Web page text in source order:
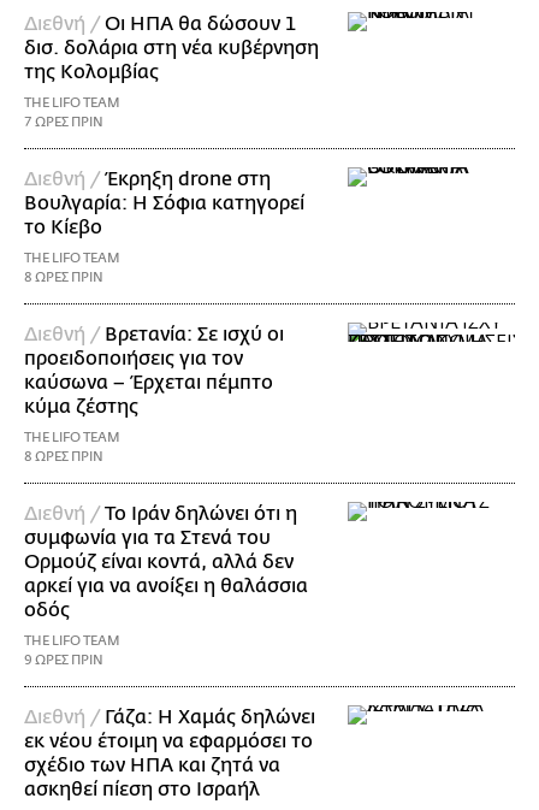
Διεθνή /Οι ΗΠΑ θα δώσουν 1
δισ. δολάρια στη νέα κυβέρνηση
της Κολομβίας
THE LIFO TEAM
7 ΩΡΕΣ ΠΡΙΝ
Διεθνή /Έκρηξη drone στη
Βουλγαρία: Η Σόφια κατηγορεί
το Κίεβο
THE LIFO TEAM
8 ΩΡΕΣ ΠΡΙΝ
Διεθνή / Βρετανία: Σε ισχύ οι
προειδοποιήσεις για τον
καύσωνα – Έρχεται πέμπτο
κύμα ζέστης
THE LIFO TEAM
8 ΩΡΕΣ ΠΡΙΝ
Διεθνή /Το Ιράν δηλώνει ότι η
συμφωνία για τα Στενά του
Ορμούζ είναι κοντά, αλλά δεν
αρκεί για να ανοίξει η θαλάσσια
οδός
THE LIFO TEAM
9 ΩΡΕΣ ΠΡΙΝ
Διεθνή / Γάζα: Η Χαμάς δηλώνει
εκ νέου έτοιμη να εφαρμόσει το
σχέδιο των ΗΠΑ και ζητά να
ασκηθεί πίεση στο Ισραήλ